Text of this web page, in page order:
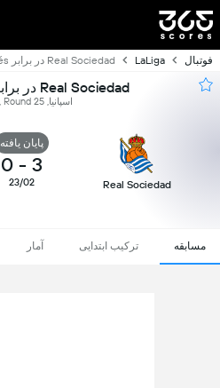
فوتبال LaLiga Real Sociedad در برابر CD Leganés
Real Sociedad در برابر CD Leganés
اسپانیا, LaLiga, Round 25
Real Sociedad
پایان یافته
3
-
0
23/02
مسابقه ترکیب ابتدایی آمار